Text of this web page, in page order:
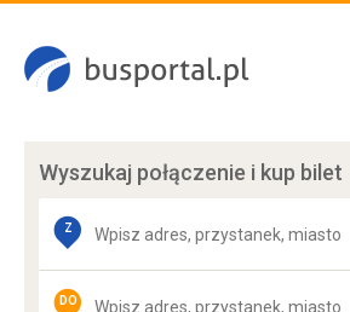
Wyszukaj połączenie i kup bilet
Z
DO